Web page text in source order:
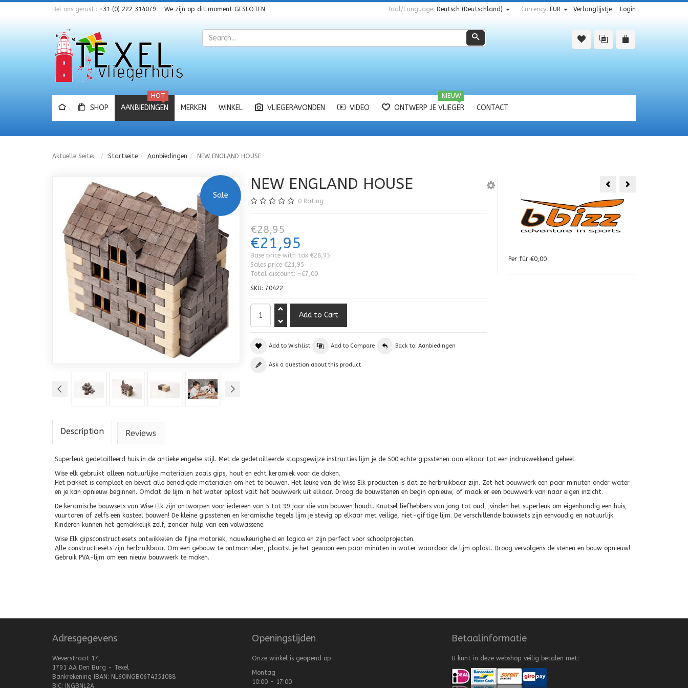
Bel ons gerust:: +31 (0) 222 314079 We zijn op dit moment GESLOTEN Verlanglijstje Login
Currency: EUR
Taal/Language: Deutsch (Deutschland)
Zoeken
Zoeken
SHOP AANBIEDINGEN
HOT
MERKEN WINKEL VLIEGERAVONDEN VIDEO ONTWERP JE VLIEGER
NIEUW
CONTACT
Aktuelle Seite: Startseite Aanbiedingen NEW ENGLAND HOUSE
Sale
NEW ENGLAND HOUSE
0 Rating
€28,95
€21,95
Base price with tax €28,95
Sales price €21,95
Total discount: -€7,00
SKU: 70422
Add to Wishlist Add to Compare Back to: Aanbiedingen
Ask a question about this product
Per für €0,00
Description Reviews
Superleuk gedetailleerd huis in de antieke engelse stijl. Met de gedetailleerde stapsgewijze instructies lijm je de 500 echte gipsstenen aan elkaar tot een indrukwekkend geheel.
Wise elk gebruikt alleen natuurlijke materialen zoals gips, hout en echt keramiek voor de daken.
Het pakket is compleet en bevat alle benodigde materialen om het te bouwen. Het leuke van de Wise Elk producten is dat ze herbruikbaar zijn. Zet het bouwwerk een paar minuten onder water
en je kan opnieuw beginnen. Omdat de lijm in het water oplost valt het bouwwerk uit elkaar. Droog de bouwstenen en begin opnieuw, of maak er een bouwwerk van naar eigen inzicht.
De keramische bouwsets van Wise Elk zijn ontworpen voor iedereen van 5 tot 99 jaar die van bouwen houdt. Knutsel liefhebbers van jong tot oud, ;vinden het superleuk om eigenhandig een huis,
vuurtoren of zelfs een kasteel bouwen! De kleine gipsstenen en keramische tegels lijm je stevig op elkaar met veilige, niet-giftige lijm. De verschillende bouwsets zijn eenvoudig en natuurlijk.
Kinderen kunnen het gemakkelijk zelf, zonder hulp van een volwassene.
Wise Elk gipsconstructiesets ontwikkelen de fijne motoriek, nauwkeurigheid en logica en zijn perfect voor schoolprojecten.
Alle constructiesets zijn herbruikbaar. Om een gebouw te ontmantelen, plaatst je het gewoon een paar minuten in water waardoor de lijm oplost. Droog vervolgens de stenen en bouw opnieuw!
Gebruik PVA-lijm om een nieuw bouwwerk te maken.
Adresgegevens
Weverstraat 17,
1791 AA Den Burg - Texel
Bankrekening IBAN: NL60INGB0674351088
BIC: INGBNL2A
Openingstijden
Onze winkel is geopend op:
Montag
10:00 - 17:00
Betaalinformatie
U kunt in deze webshop veilig betalen met: